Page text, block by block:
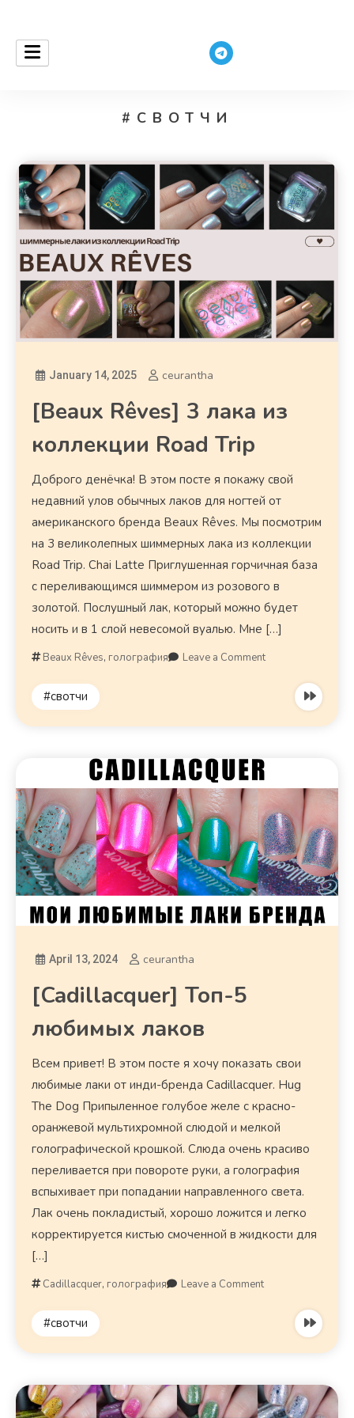
ceurantha
#СВОТЧИ
January 14, 2025 ceurantha
[Beaux Rêves] 3 лака из
коллекции Road Trip
Доброго денёчка! В этом посте я покажу свой
недавний улов обычных лаков для ногтей от
американского бренда Beaux Rêves. Мы посмотрим
на 3 великолепных шиммерных лака из коллекции
Road Trip. Chai Latte Приглушенная горчичная база
с переливающимся шиммером из розового в
золотой. Послушный лак, который можно будет
носить и в 1 слой невесомой вуалью. Мне […]
Beaux Rêves, голография Leave a Comment
#свотчи
April 13, 2024 ceurantha
[Cadillacquer] Топ-5
любимых лаков
Всем привет! В этом посте я хочу показать свои
любимые лаки от инди-бренда Cadillacquer. Hug
The Dog Припыленное голубое желе с красно-
оранжевой мультихромной слюдой и мелкой
голографической крошкой. Слюда очень красиво
переливается при повороте руки, а голография
вспыхивает при попадании направленного света.
Лак очень покладистый, хорошо ложится и легко
корректируется кистью смоченной в жидкости для
[…]
Cadillacquer, голография Leave a Comment
#свотчи